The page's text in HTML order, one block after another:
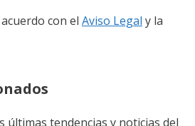
con el Aviso Legal y la
últimas tendencias y noticias del